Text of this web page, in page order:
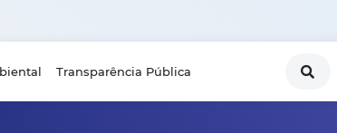
Transparência Pública